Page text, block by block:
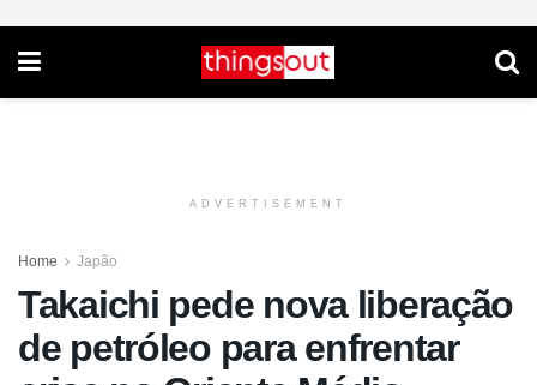
ADVERTISEMENT
Home Japão
Takaichi pede nova liberação
de petróleo para enfrentar